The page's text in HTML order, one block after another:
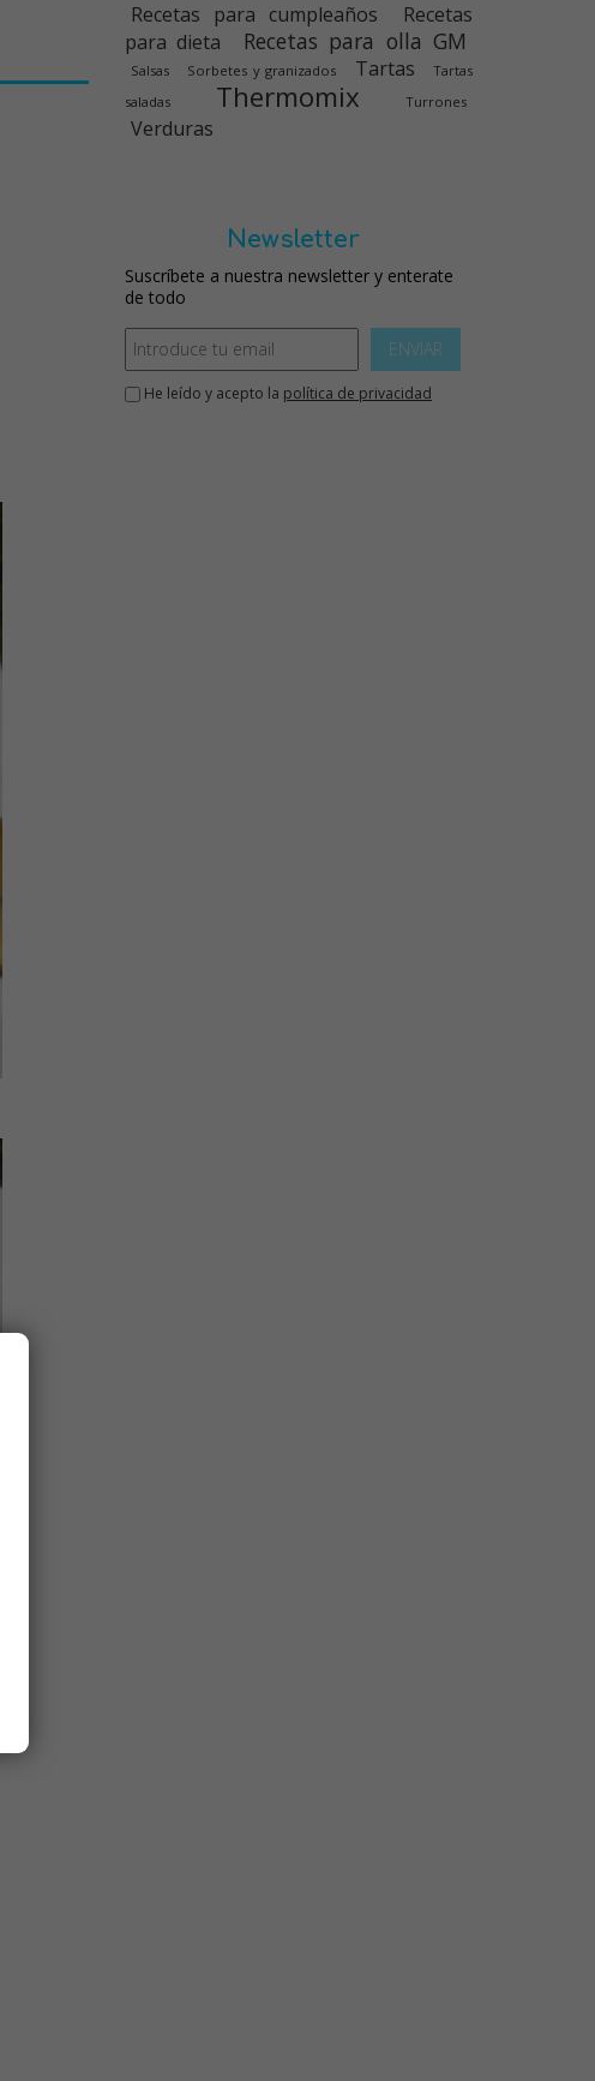
Recetas para cumpleaños
Recetas
para dieta
Recetas para olla GM
Salsas Sorbetes y granizados Tartas
Tartas
saladas
Thermomix Turrones
Verduras
Newsletter
Suscríbete a nuestra newsletter y enterate
de todo
ENVIAR
He leído y acepto la política de privacidad